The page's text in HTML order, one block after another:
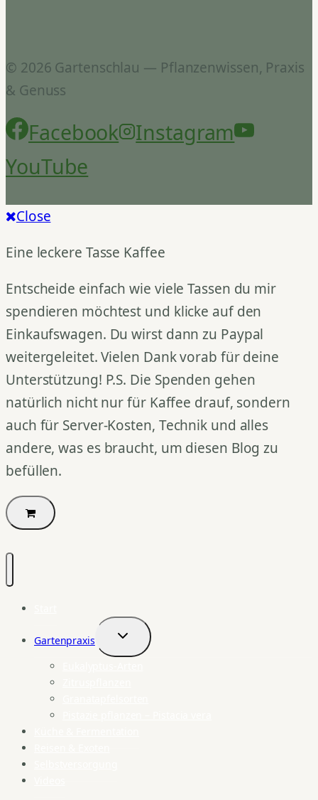
© 2026 Gartenschlau — Pflanzenwissen, Praxis
& Genuss
Facebook
Instagram
YouTube
Close
Eine leckere Tasse Kaffee
Entscheide einfach wie viele Tassen du mir
spendieren möchtest und klicke auf den
Einkaufswagen. Du wirst dann zu Paypal
weitergeleitet. Vielen Dank vorab für deine
Unterstützung! P.S. Die Spenden gehen
natürlich nicht nur für Kaffee drauf, sondern
auch für Server-Kosten, Technik und alles
andere, was es braucht, um diesen Blog zu
befüllen.
Gartenpraxis
Untermenü
umschalten